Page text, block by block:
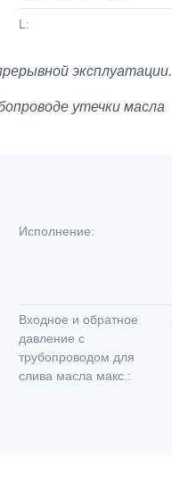
L:
эксплуатации.
утечки масла
Исполнение:
Входное и обратное
давление с
трубопроводом для
слива масла макс.: